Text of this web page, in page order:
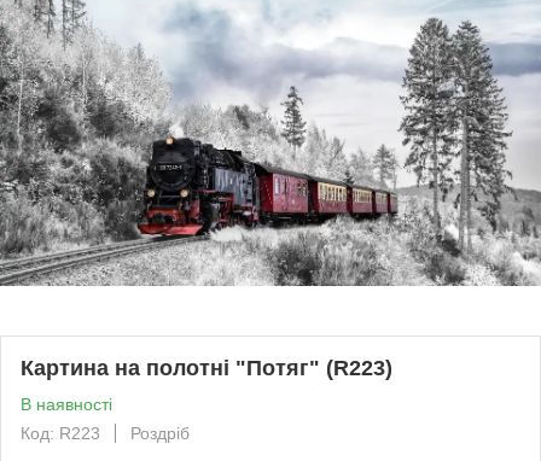
Картина на полотні "Потяг" (R223)
В наявності
Код: R223
Роздріб